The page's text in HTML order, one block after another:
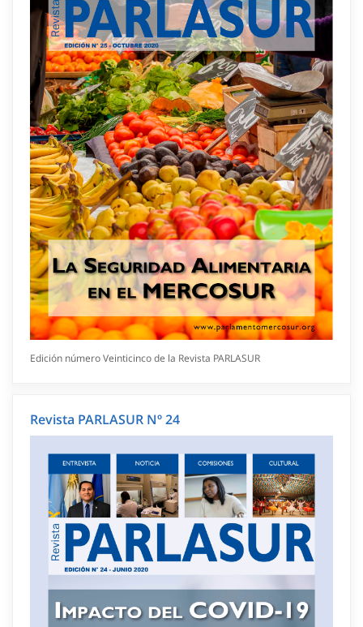
Edición número Veinticinco de la Revista PARLASUR
Revista PARLASUR Nº 24